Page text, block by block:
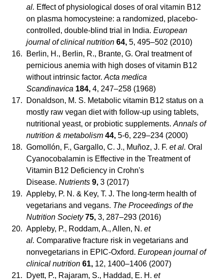
al. Effect of physiological doses of oral vitamin B12
on plasma homocysteine: a randomized, placebo-
controlled, double-blind trial in India.European
journal of clinical nutrition 64,5, 495–502 (2010)
16.
Berlin, H., Berlin, R., Brante, G. Oral treatment of
pernicious anemia with high doses of vitamin B12
without intrinsic factor.Acta medica
Scandinavica 184,4, 247–258 (1968)
17.
Donaldson, M. S. Metabolic vitamin B12 status on a
mostly raw vegan diet with follow-up using tablets,
nutritional yeast, or probiotic supplements.Annals of
nutrition & metabolism 44,5-6, 229–234 (2000)
18. Gomollón, F., Gargallo, C. J., Muñoz, J. F. et al. Oral
Cyanocobalamin is Effective in the Treatment of
Vitamin B12 Deficiency in Crohn's
Disease.Nutrients 9,3 (2017)
19. Appleby, P. N. & Key, T. J. The long-term health of
vegetarians and vegans. The Proceedings of the
Nutrition Society 75,3, 287–293 (2016)
20. Appleby, P., Roddam, A., Allen, N. et
al. Comparative fracture risk in vegetarians and
nonvegetarians in EPIC-Oxford.European journal of
clinical nutrition 61, 12, 1400–1406 (2007)
21.
Dyett, P., Rajaram, S., Haddad, E. H. et